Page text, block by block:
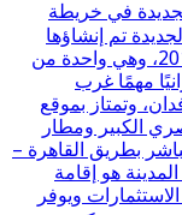
في خريطة
تم إنشاؤها
بقرار مجلس الوزراء رقم 361 لسنة 2018، وهي واحدة من
مهمًا غرب
المدينة تقارب 60 ألف فدان، وتمتاز بموقع
الكبير ومطار
بطريق القاهرة –
هو إقامة
ويوفر